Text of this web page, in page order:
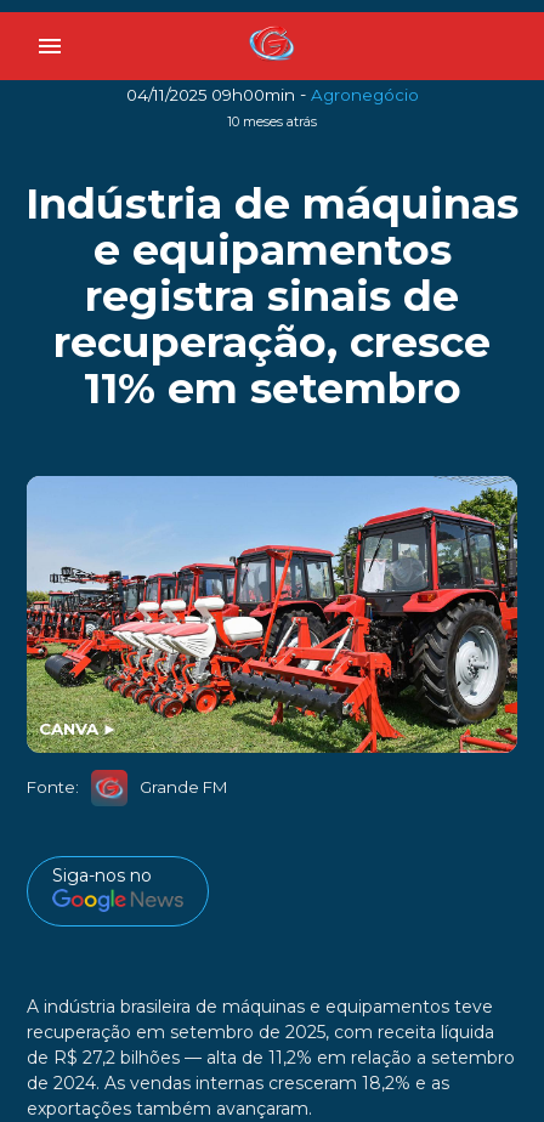
menu
04/11/2025 09h00min - Agronegócio
10 meses atrás
Indústria de máquinas
e equipamentos
registra sinais de
recuperação, cresce
11% em setembro
CANVA►
Fonte: Grande FM
Siga-nos no
A indústria brasileira de máquinas e equipamentos teve
recuperação em setembro de 2025, com receita líquida
de R$ 27,2 bilhões — alta de 11,2% em relação a setembro
de 2024. As vendas internas cresceram 18,2% e as
exportações também avançaram.